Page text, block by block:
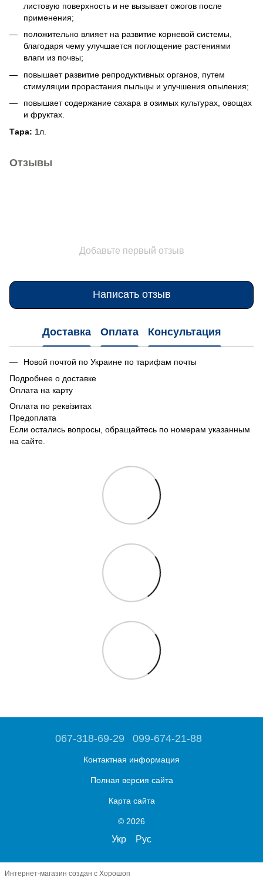
листовую поверхность и не вызывает ожогов после
применения;
положительно влияет на развитие корневой системы,
благодаря чему улучшается поглощение растениями
влаги из почвы;
повышает развитие репродуктивных органов, путем
стимуляции прорастания пыльцы и улучшения опыления;
повышает содержание сахара в озимых культурах, овощах
и фруктах.
Тара: 1л.
Отзывы
Добавьте первый отзыв
Написать отзыв
Доставка Оплата Консультация
Новой почтой по Украине по тарифам почты
Подробнее о доставке
Оплата на карту
Оплата по реквізитах
Предоплата
Если остались вопросы, обращайтесь по номерам указанным
на сайте.
067-318-69-29 099-674-21-88
Контактная информация
Полная версия сайта
Карта сайта
© 2026
Укр Рус
Интернет-магазин создан с Хорошоп